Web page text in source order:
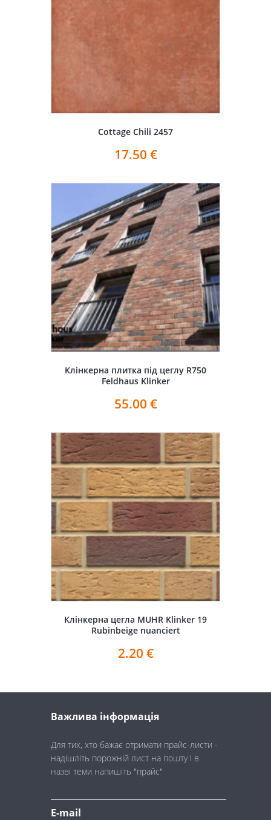
Cottage Chili 2457
17.50 €
Клінкерна плитка під цеглу R750
Feldhaus Klinker
55.00 €
Клінкерна цегла MUHR Klinker 19
Rubinbeige nuanciert
2.20 €
Важлива інформація
Для тих, хто бажає отримати прайс-листи -
надішліть порожній лист на пошту і в
назві теми напишіть "прайс"
E-mail